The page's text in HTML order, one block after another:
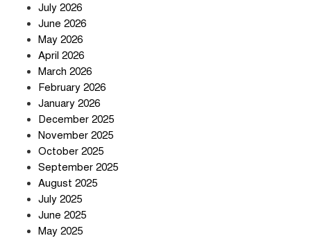
July 2026
June 2026
May 2026
April 2026
March 2026
February 2026
January 2026
December 2025
November 2025
October 2025
September 2025
August 2025
July 2025
June 2025
May 2025